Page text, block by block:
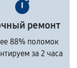
ремонт
88% поломок
за 2 часа